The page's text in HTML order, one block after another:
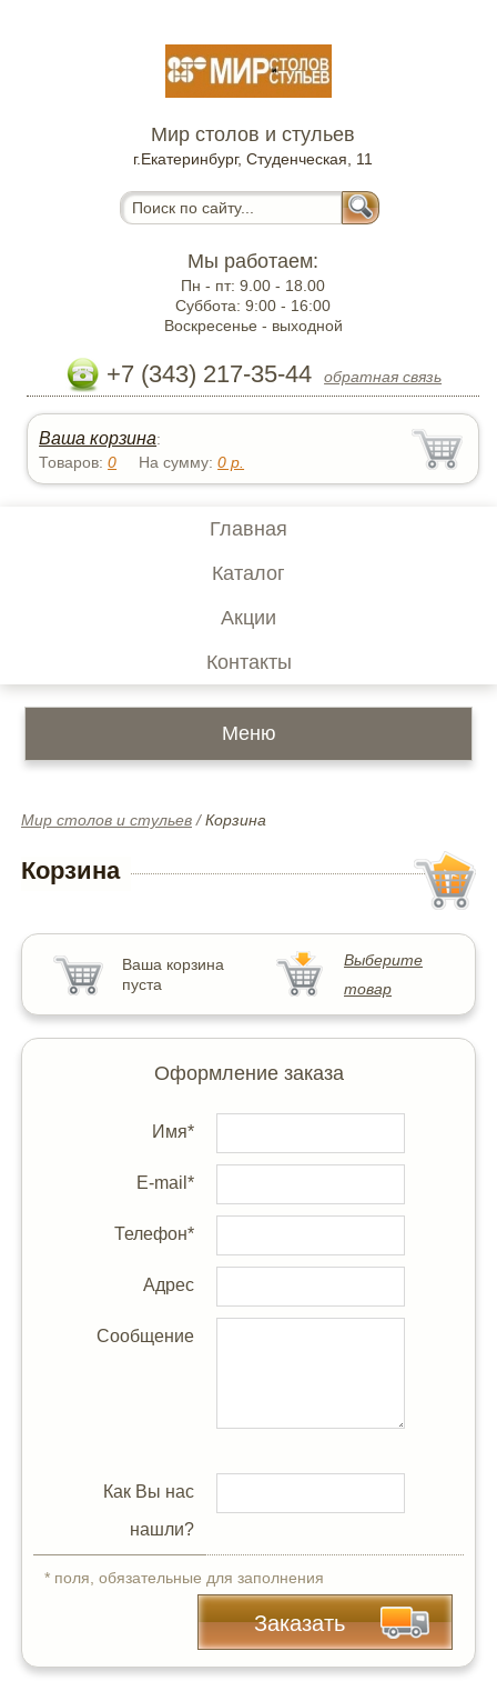
Мир столов и стульев
г.Екатеринбург, Студенческая, 11
Мы работаем:
Пн - пт:9.00 - 18.00
Суббота:9:00 - 16:00
Воскресенье - выходной
+7 (343) 217-35-44 обратная связь
Ваша корзина:
Товаров:0 На сумму:0 р.
Главная
Каталог
Акции
Контакты
Меню
Мир столов и стульев /Корзина
Корзина
Ваша корзина
пуста
Выберите
товар
Оформление заказа
Имя*
E-mail*
Телефон*
Адрес
Сообщение
Как Вы нас
нашли?
* поля, обязательные для заполнения
Заказать